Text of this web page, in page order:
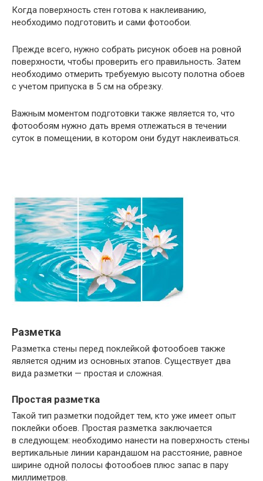
Когда поверхность стен готова к наклеиванию,
необходимо подготовить и сами фотообои.
Прежде всего, нужно собрать рисунок обоев на ровной
поверхности, чтобы проверить его правильность. Затем
необходимо отмерить требуемую высоту полотна обоев
с учетом припуска в 5 см на обрезку.
Важным моментом подготовки также является то, что
фотообоям нужно дать время отлежаться в течении
суток в помещении, в котором они будут наклеиваться.
Разметка
Разметка стены перед поклейкой фотообоев также
является одним из основных этапов. Существует два
вида разметки — простая и сложная.
Простая разметка
Такой тип разметки подойдет тем, кто уже имеет опыт
поклейки обоев. Простая разметка заключается
в следующем: необходимо нанести на поверхность стены
вертикальные линии карандашом на расстояние, равное
ширине одной полосы фотообоев плюс запас в пару
миллиметров.